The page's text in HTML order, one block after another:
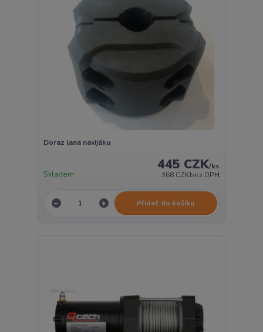
Doraz lana navijáku
445 CZK/ks
368 CZKbez DPH
Skladem
Přidat do košíku